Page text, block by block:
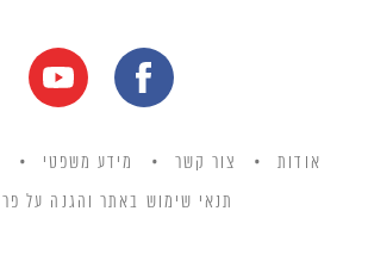
אודות צור קשר מידע משפטי
תנאי שימוש באתר והגנה על